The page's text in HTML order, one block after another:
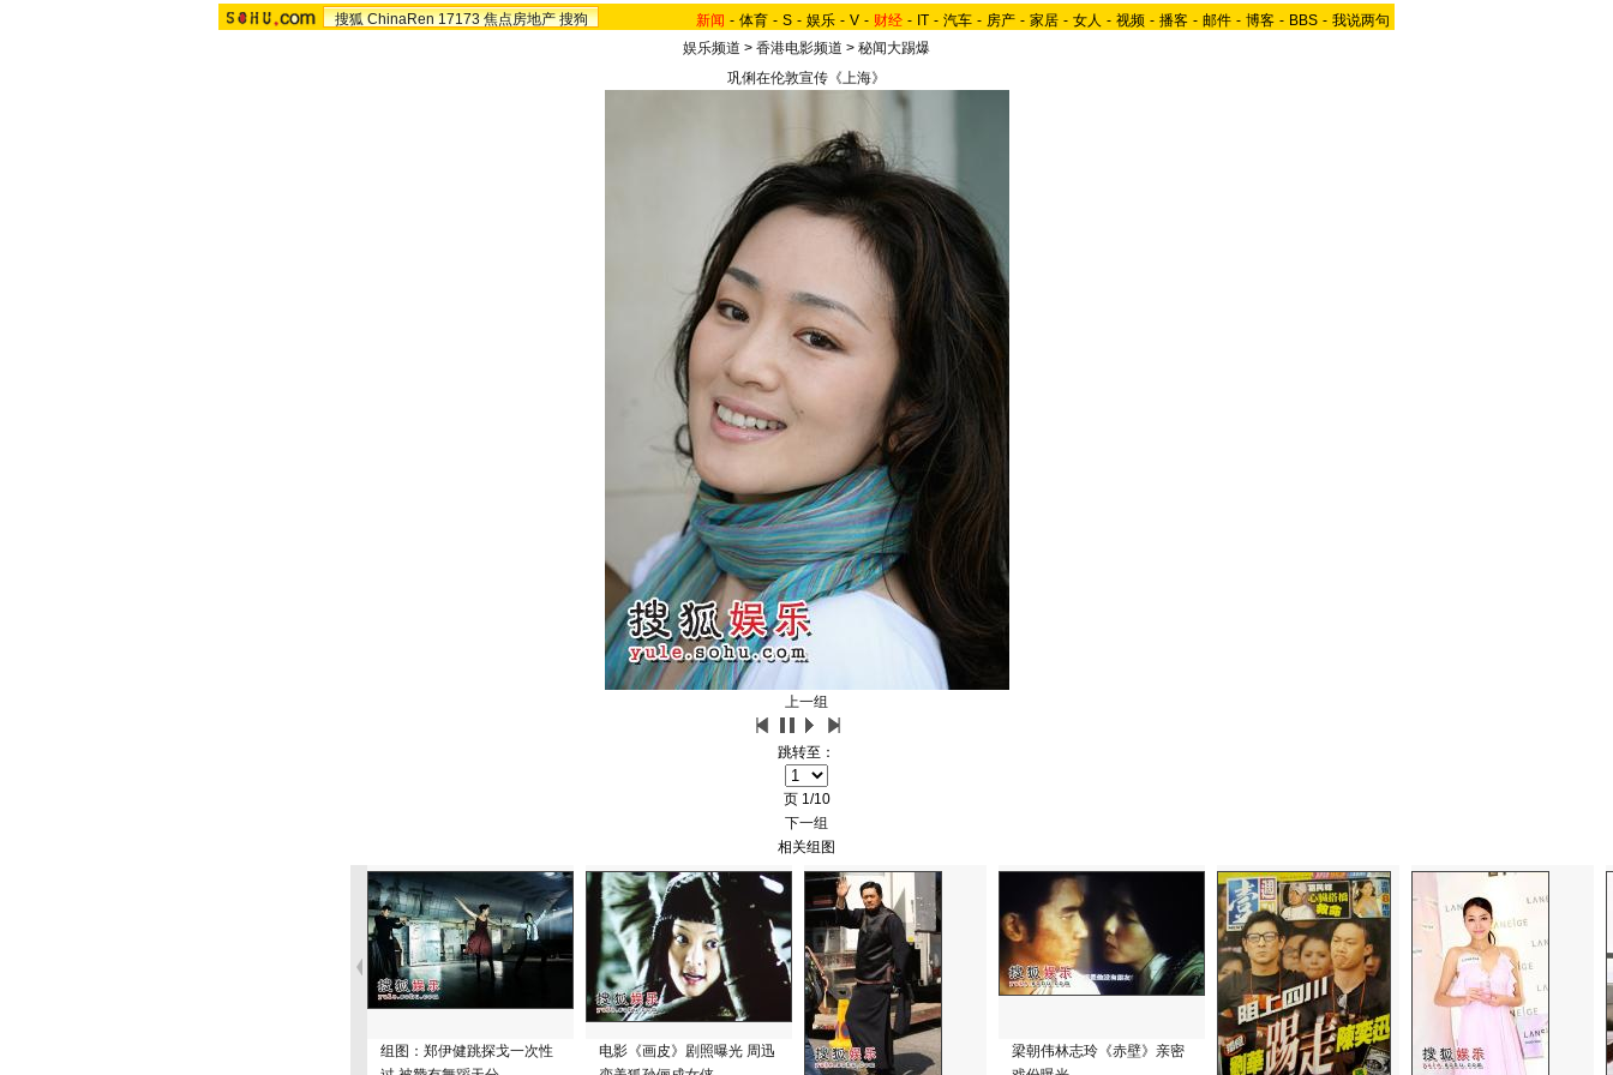
搜狐 ChinaRen 17173 焦点房地产 搜狗 新闻 - 体育 - S - 娱乐 - V - 财经 - IT - 汽车 - 房产 - 家居 - 女人 - 视频 - 播客 - 邮件 - 博客 - BBS - 我说两句
娱乐频道 > 香港电影频道 > 秘闻大踢爆
巩俐在伦敦宣传《上海》
上一组
跳转至：
页 1/10
下一组
相关组图
组图：郑伊健跳探戈一次性
电影《画皮》剧照曝光 周迅
梁朝伟林志玲《赤壁》亲密